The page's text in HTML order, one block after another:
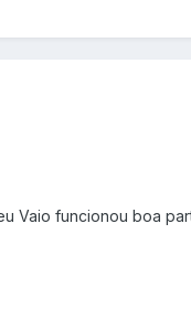
Vaio funcionou boa